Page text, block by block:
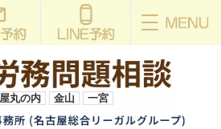
丸の内 金山 一宮